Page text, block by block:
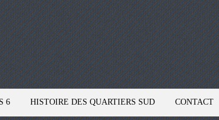
6 HISTOIRE DES QUARTIERS SUD CONTACT